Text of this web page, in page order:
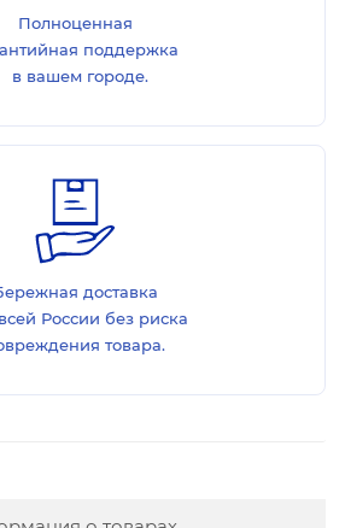
Полноценная
поддержка
в вашем городе.
доставка
России без риска
товара.